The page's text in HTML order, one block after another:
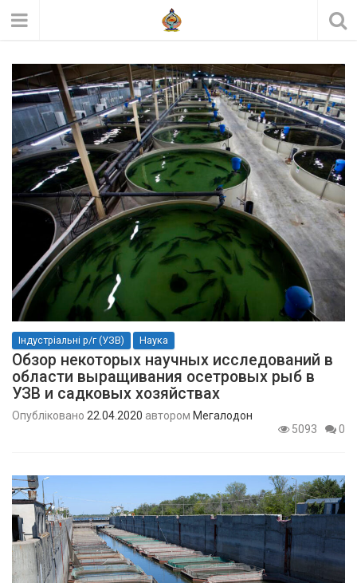
Індустріальні р/г (УЗВ) Наука
Обзор некоторых научных исследований в
области выращивания осетровых рыб в
УЗВ и садковых хозяйствах
Опубліковано 22.04.2020 автором Мегалодон
5093
0